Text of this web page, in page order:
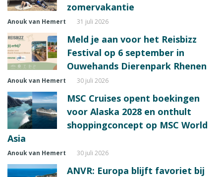
zomervakantie
Anouk van Hemert 31 juli 2026
Meld je aan voor het Reisbizz
Festival op 6 september in
Ouwehands Dierenpark Rhenen
Anouk van Hemert 30 juli 2026
MSC Cruises opent boekingen
voor Alaska 2028 en onthult
shoppingconcept op MSC World
Asia
Anouk van Hemert 30 juli 2026
ANVR: Europa blijft favoriet bij